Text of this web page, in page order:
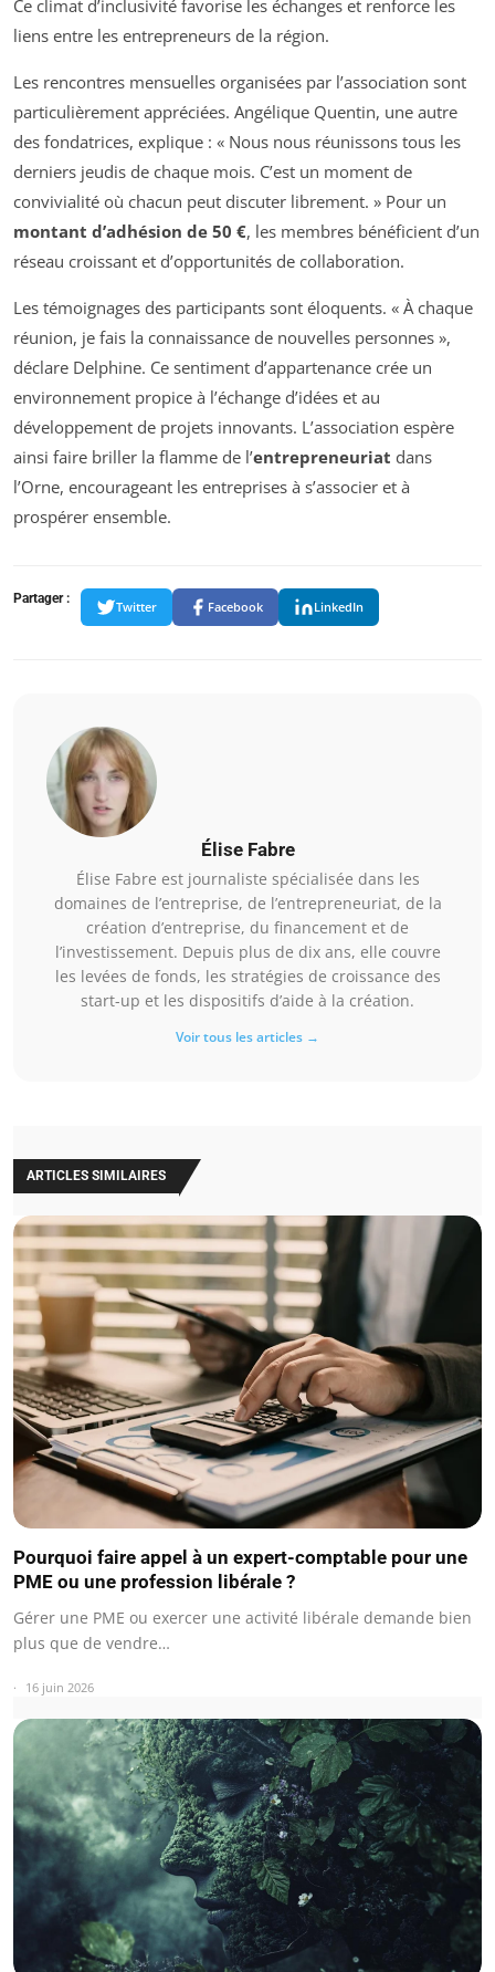
Ce climat d’inclusivité favorise les échanges et renforce les
liens entre les entrepreneurs de la région.
Les rencontres mensuelles organisées par l’association sont
particulièrement appréciées. Angélique Quentin, une autre
des fondatrices, explique : « Nous nous réunissons tous les
derniers jeudis de chaque mois. C’est un moment de
convivialité où chacun peut discuter librement. » Pour un
montant d’adhésion de 50 €, les membres bénéficient d’un
réseau croissant et d’opportunités de collaboration.
Les témoignages des participants sont éloquents. « À chaque
réunion, je fais la connaissance de nouvelles personnes »,
déclare Delphine. Ce sentiment d’appartenance crée un
environnement propice à l’échange d’idées et au
développement de projets innovants. L’association espère
ainsi faire briller la flamme de l’entrepreneuriat dans
l’Orne, encourageant les entreprises à s’associer et à
prospérer ensemble.
Partager :
Twitter Facebook LinkedIn
Élise Fabre
Élise Fabre est journaliste spécialisée dans les
domaines de l’entreprise, de l’entrepreneuriat, de la
création d’entreprise, du financement et de
l’investissement. Depuis plus de dix ans, elle couvre
les levées de fonds, les stratégies de croissance des
start-up et les dispositifs d’aide à la création.
Voir tous les articles →
ARTICLES SIMILAIRES
Pourquoi faire appel à un expert-comptable pour une
PME ou une profession libérale ?
Gérer une PME ou exercer une activité libérale demande bien
plus que de vendre…
16 juin 2026